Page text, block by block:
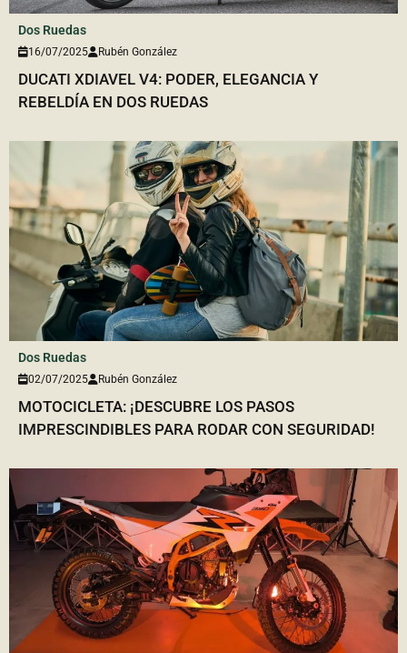
Dos Ruedas
16/07/2025 Rubén González
DUCATI XDIAVEL V4: PODER, ELEGANCIA Y
REBELDÍA EN DOS RUEDAS
Dos Ruedas
02/07/2025 Rubén González
MOTOCICLETA: ¡DESCUBRE LOS PASOS
IMPRESCINDIBLES PARA RODAR CON SEGURIDAD!